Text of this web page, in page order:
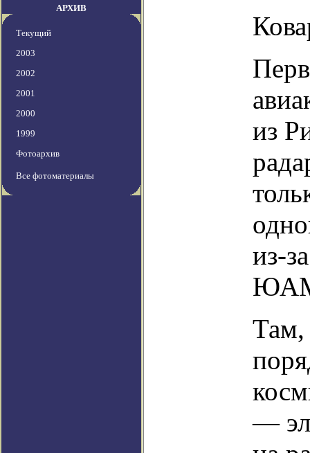
АРХИВ
Текущий
2003
2002
2001
2000
1999
Фотоархив
Все фотоматериалы
из
из-
Там,
—